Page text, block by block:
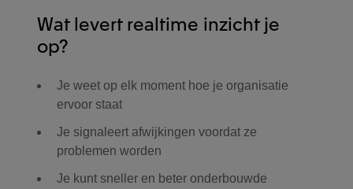
Wat levert realtime inzicht je
op?
Je weet op elk moment hoe je organisatie
ervoor staat
Je signaleert afwijkingen voordat ze
problemen worden
Je kunt sneller en beter onderbouwde